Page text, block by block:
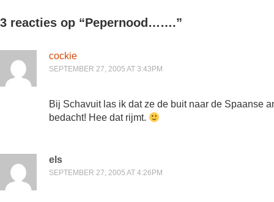
3 reacties op “Pepernood…….”
cockie
SEPTEMBER 27, 2005 AT 3:43PM
Bij Schavuit las ik dat ze de buit naar de Spaanse
bedacht! Hee dat rijmt.
els
SEPTEMBER 27, 2005 AT 4:26PM